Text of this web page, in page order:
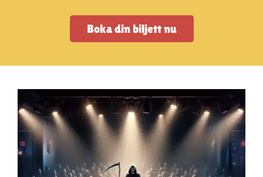
Kontakta oss
Vanliga frågor
Mitt konto
Boka din biljett nu